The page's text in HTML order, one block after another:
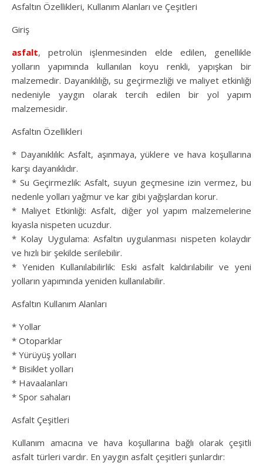
Asfaltın Özellikleri, Kullanım Alanları ve Çeşitleri
Giriş
asfalt, petrolün işlenmesinden elde edilen, genellikle
yolların yapımında kullanılan koyu renkli, yapışkan bir
malzemedir. Dayanıklılığı, su geçirmezliği ve maliyet etkinliği
nedeniyle yaygın olarak tercih edilen bir yol yapım
malzemesidir.
Asfaltın Özellikleri
* Dayanıklılık: Asfalt, aşınmaya, yüklere ve hava koşullarına
karşı dayanıklıdır.
* Su Geçirmezlik: Asfalt, suyun geçmesine izin vermez, bu
nedenle yolları yağmur ve kar gibi yağışlardan korur.
* Maliyet Etkinliği: Asfalt, diğer yol yapım malzemelerine
kıyasla nispeten ucuzdur.
* Kolay Uygulama: Asfaltın uygulanması nispeten kolaydır
ve hızlı bir şekilde serilebilir.
* Yeniden Kullanılabilirlik: Eski asfalt kaldırılabilir ve yeni
yolların yapımında yeniden kullanılabilir.
Asfaltın Kullanım Alanları
* Yollar
* Otoparklar
* Yürüyüş yolları
* Bisiklet yolları
* Havaalanları
* Spor sahaları
Asfalt Çeşitleri
Kullanım amacına ve hava koşullarına bağlı olarak çeşitli
asfalt türleri vardır. En yaygın asfalt çeşitleri şunlardır: